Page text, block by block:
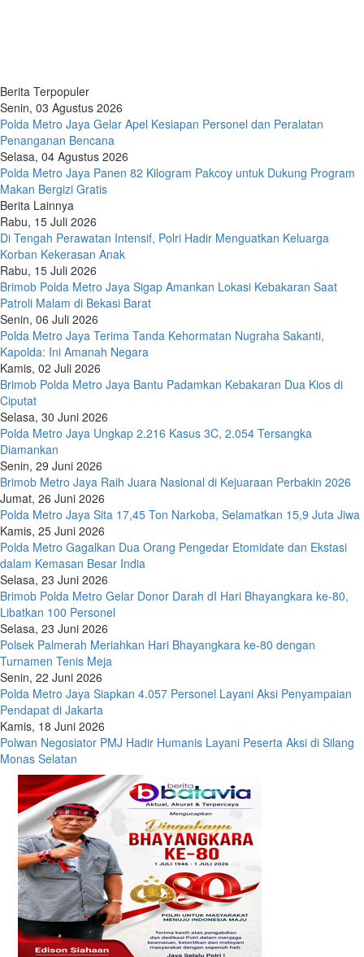
Berita Terpopuler
Senin, 03 Agustus 2026
Polda Metro Jaya Gelar Apel Kesiapan Personel dan Peralatan
Penanganan Bencana
Selasa, 04 Agustus 2026
Polda Metro Jaya Panen 82 Kilogram Pakcoy untuk Dukung Program
Makan Bergizi Gratis
Berita Lainnya
Rabu, 15 Juli 2026
Di Tengah Perawatan Intensif, Polri Hadir Menguatkan Keluarga
Korban Kekerasan Anak
Rabu, 15 Juli 2026
Brimob Polda Metro Jaya Sigap Amankan Lokasi Kebakaran Saat
Patroli Malam di Bekasi Barat
Senin, 06 Juli 2026
Polda Metro Jaya Terima Tanda Kehormatan Nugraha Sakanti,
Kapolda: Ini Amanah Negara
Kamis, 02 Juli 2026
Brimob Polda Metro Jaya Bantu Padamkan Kebakaran Dua Kios di
Ciputat
Selasa, 30 Juni 2026
Polda Metro Jaya Ungkap 2.216 Kasus 3C, 2.054 Tersangka
Diamankan
Senin, 29 Juni 2026
Brimob Metro Jaya Raih Juara Nasional di Kejuaraan Perbakin 2026
Jumat, 26 Juni 2026
Polda Metro Jaya Sita 17,45 Ton Narkoba, Selamatkan 15,9 Juta Jiwa
Kamis, 25 Juni 2026
Polda Metro Gagalkan Dua Orang Pengedar Etomidate dan Ekstasi
dalam Kemasan Besar India
Selasa, 23 Juni 2026
Brimob Polda Metro Gelar Donor Darah dI Hari Bhayangkara ke-80,
Libatkan 100 Personel
Selasa, 23 Juni 2026
Polsek Palmerah Meriahkan Hari Bhayangkara ke-80 dengan
Turnamen Tenis Meja
Senin, 22 Juni 2026
Polda Metro Jaya Siapkan 4.057 Personel Layani Aksi Penyampaian
Pendapat di Jakarta
Kamis, 18 Juni 2026
Polwan Negosiator PMJ Hadir Humanis Layani Peserta Aksi di Silang
Monas Selatan